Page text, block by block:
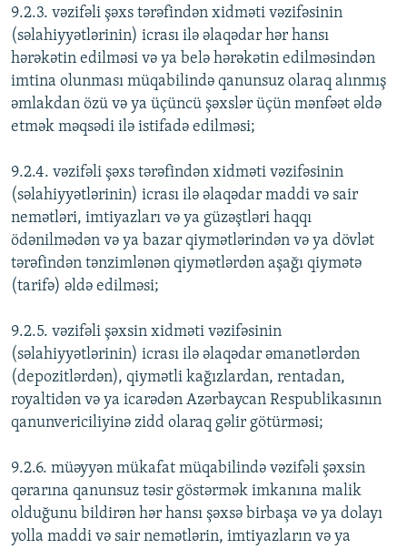
9.2.3. vəzifəli şəxs tərəfindən xidməti vəzifəsinin
(səlahiyyətlərinin) icrası ilə əlaqədar hər hansı
hərəkətin edilməsi və ya belə hərəkətin edilməsindən
imtina olunması müqabilində qanunsuz olaraq alınmış
əmlakdan özü və ya üçüncü şəxslər üçün mənfəət əldə
etmək məqsədi ilə istifadə edilməsi;
9.2.4. vəzifəli şəxs tərəfindən xidməti vəzifəsinin
(səlahiyyətlərinin) icrası ilə əlaqədar maddi və sair
nemətləri, imtiyazları və ya güzəştləri haqqı
ödənilmədən və ya bazar qiymətlərindən və ya dövlət
tərəfindən tənzimlənən qiymətlərdən aşağı qiymətə
(tarifə) əldə edilməsi;
9.2.5. vəzifəli şəxsin xidməti vəzifəsinin
(səlahiyyətlərinin) icrası ilə əlaqədar əmanətlərdən
(depozitlərdən), qiymətli kağızlardan, rentadan,
royaltidən və ya icarədən Azərbaycan Respublikasının
qanunvericiliyinə zidd olaraq gəlir götürməsi;
9.2.6. müəyyən mükafat müqabilində vəzifəli şəxsin
qərarına qanunsuz təsir göstərmək imkanına malik
olduğunu bildirən hər hansı şəxsə birbaşa və ya dolayı
yolla maddi və sair nemətlərin, imtiyazların və ya